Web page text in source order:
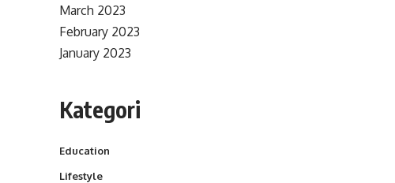
March 2023
February 2023
January 2023
Kategori
Education
Lifestyle